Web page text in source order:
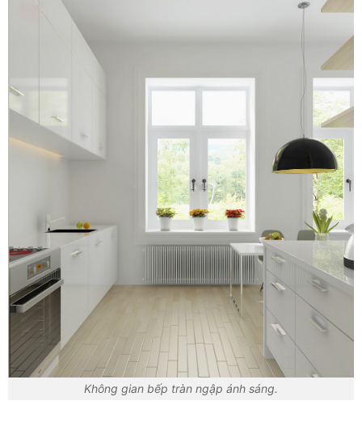
Không gian bếp tràn ngập ánh sáng.